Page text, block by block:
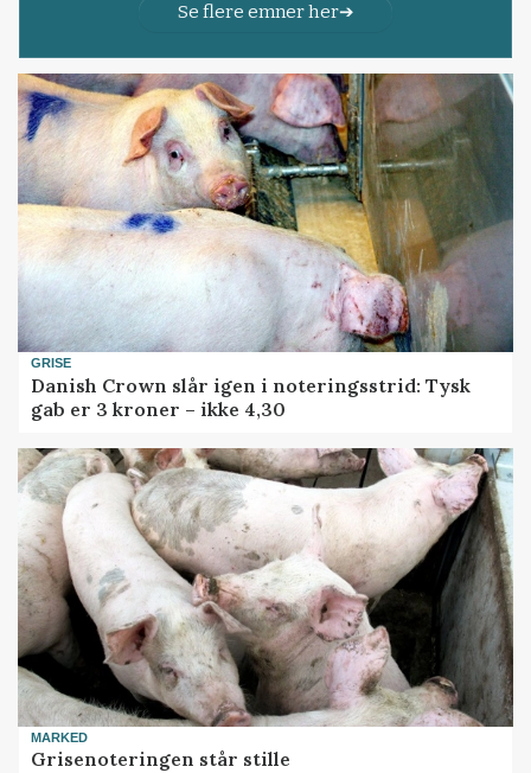
Se flere emner her
GRISE
Danish Crown slår igen i noteringsstrid: Tysk
gab er 3 kroner – ikke 4,30
MARKED
Grisenoteringen står stille